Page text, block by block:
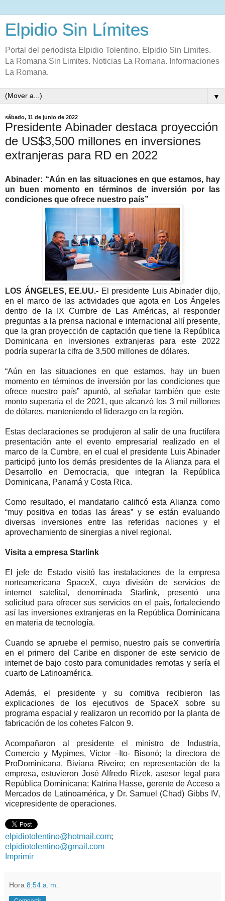
Elpidio Sin Límites
Portal del periodista Elpidio Tolentino. Elpidio Sin Limites.
La Romana Sin Limites. Noticias La Romana. Informaciones
La Romana.
▼
sábado, 11 de junio de 2022
Presidente Abinader destaca proyección
de US$3,500 millones en inversiones
extranjeras para RD en 2022
Abinader: “Aún en las situaciones en que estamos, hay
un buen momento en términos de inversión por las
condiciones que ofrece nuestro país”
LOS ÁNGELES, EE.UU.- El presidente Luis Abinader dijo,
en el marco de las actividades que agota en Los Ángeles
dentro de la IX Cumbre de Las Américas, al responder
preguntas a la prensa nacional e internacional allí presente,
que la gran proyección de captación que tiene la República
Dominicana en inversiones extranjeras para este 2022
podría superar la cifra de 3,500 millones de dólares.
“Aún en las situaciones en que estamos, hay un buen
momento en términos de inversión por las condiciones que
ofrece nuestro país” apuntó, al señalar también que este
monto superaría el de 2021, que alcanzó los 3 mil millones
de dólares, manteniendo el liderazgo en la región.
Estas declaraciones se produjeron al salir de una fructífera
presentación ante el evento empresarial realizado en el
marco de la Cumbre, en el cual el presidente Luis Abinader
participó junto los demás presidentes de la Alianza para el
Desarrollo en Democracia, que integran la República
Dominicana, Panamá y Costa Rica.
Como resultado, el mandatario calificó esta Alianza como
“muy positiva en todas las áreas” y se están evaluando
diversas inversiones entre las referidas naciones y el
aprovechamiento de sinergias a nivel regional.
Visita a empresa Starlink
El jefe de Estado visitó las instalaciones de la empresa
norteamericana SpaceX, cuya división de servicios de
internet satelital, denominada Starlink, presentó una
solicitud para ofrecer sus servicios en el país, fortaleciendo
así las inversiones extranjeras en la República Dominicana
en materia de tecnología.
Cuando se apruebe el permiso, nuestro país se convertiría
en el primero del Caribe en disponer de este servicio de
internet de bajo costo para comunidades remotas y sería el
cuarto de Latinoamérica.
Además, el presidente y su comitiva recibieron las
explicaciones de los ejecutivos de SpaceX sobre su
programa espacial y realizaron un recorrido por la planta de
fabricación de los cohetes Falcon 9.
Acompañaron al presidente el ministro de Industria,
Comercio y Mypimes, Víctor –Ito- Bisonó; la directora de
ProDominicana, Biviana Riveiro; en representación de la
empresa, estuvieron José Alfredo Rizek, asesor legal para
República Dominicana; Katrina Hasse, gerente de Acceso a
Mercados de Latinoamérica, y Dr. Samuel (Chad) Gibbs IV,
vicepresidente de operaciones.
elpidiotolentino@hotmail.com;
elpidiotolentino@gmail.com
Imprimir
Hora 8:54 a. m.